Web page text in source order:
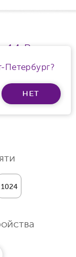
Петербург?
НЕТ
Pro
1024